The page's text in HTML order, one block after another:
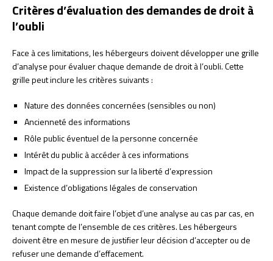
Critères d’évaluation des demandes de droit à
l’oubli
Face à ces limitations, les hébergeurs doivent développer une grille
d’analyse pour évaluer chaque demande de droit à l’oubli. Cette
grille peut inclure les critères suivants :
Nature des données concernées (sensibles ou non)
Ancienneté des informations
Rôle public éventuel de la personne concernée
Intérêt du public à accéder à ces informations
Impact de la suppression sur la liberté d’expression
Existence d’obligations légales de conservation
Chaque demande doit faire l’objet d’une analyse au cas par cas, en
tenant compte de l’ensemble de ces critères. Les hébergeurs
doivent être en mesure de justifier leur décision d’accepter ou de
refuser une demande d’effacement.